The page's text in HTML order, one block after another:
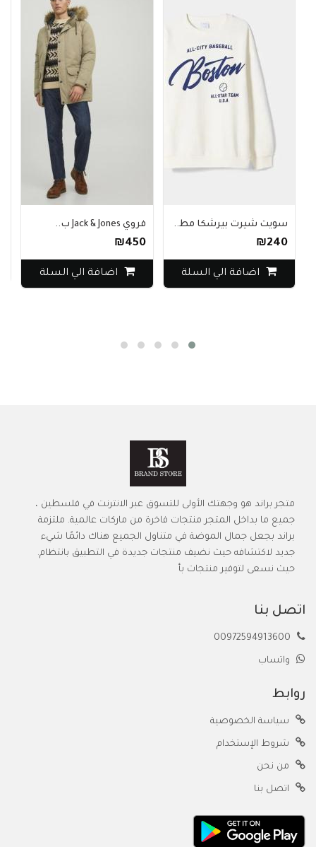
شيرت بيرشكا مط..
اضافة الي السلة
فروي Jack & Jones ب..
اضافة الي السلة
متجر براند هو وجهتك الأولى للتسوق عبر الانترنت في فلسطين ،
جميع ما بداخل المتجر منتجات فاخرة من ماركات عالمية. ملتزمة
براند بجعل جمال الموضة في متناول الجميع هناك دائمًا شيء
جديد لاكتشافه حيث نضيف منتجات جديدة في التطبيق بانتظام.
حيث نسعى لتوفير منتجات بأ
اتصل بنا
واتساب
روابط
سياسة الخصوصية
شروط الإستخدام
من نحن
اتصل بنا